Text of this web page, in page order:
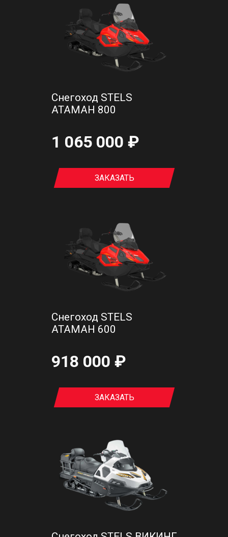
Снегоход STELS
АТАМАН 800
1 065 000 ₽
ЗАКАЗАТЬ
Снегоход STELS
АТАМАН 600
918 000 ₽
ЗАКАЗАТЬ